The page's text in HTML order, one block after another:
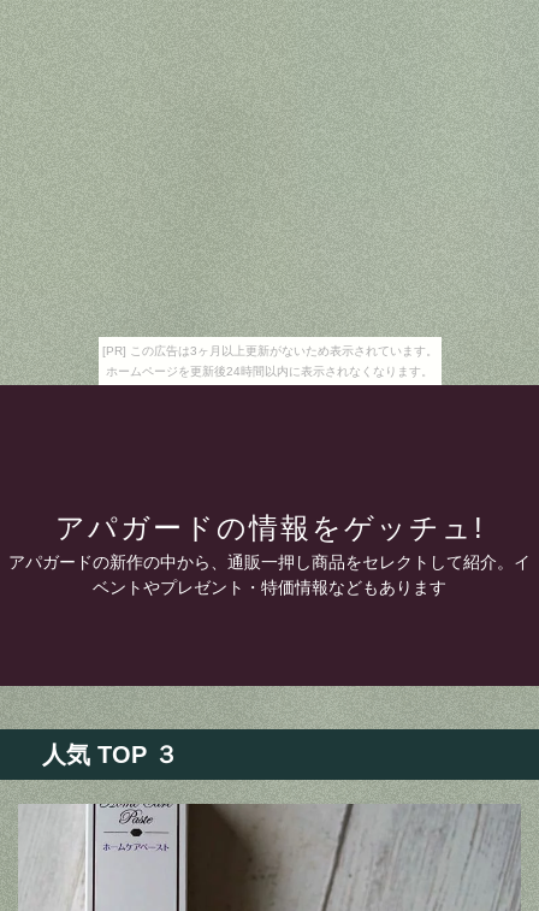
[PR] この広告は3ヶ月以上更新がないため表示されています。
ホームページを更新後24時間以内に表示されなくなります。
アパガードの情報をゲッチュ!
アパガードの新作の中から、通販一押し商品をセレクトして紹介。イ
ベントやプレゼント・特価情報などもあります
人気 TOP ３